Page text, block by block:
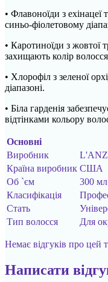
• Флавоноїди з
синьо-фіолетовому
• Каротиноїди з жовтої
захищають колір
• Хлорофіл з зеленої
діапазоні.
• Біла гарденія
відтінками кольору
Основні
Виробник
Країна виробник США
Об `єм
300 мл
Класифікація
Стать
Тип волосся
Для
Немає відгуків про цей
Написати